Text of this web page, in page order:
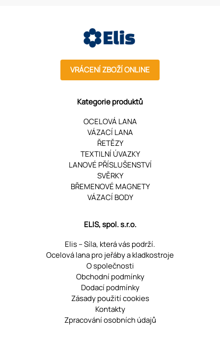
VRÁCENÍ ZBOŽÍ ONLINE
Kategorie produktů
OCELOVÁ LANA
VÁZACÍ LANA
ŘETĚZY
TEXTILNÍ ÚVAZKY
LANOVÉ PŘÍSLUŠENSTVÍ
SVĚRKY
BŘEMENOVÉ MAGNETY
VÁZACÍ BODY
ELIS, spol. s.r.o.
Elis – Síla, která vás podrží.
Ocelová lana pro jeřáby a kladkostroje
O společnosti
Obchodní podmínky
Dodací podmínky
Zásady použití cookies
Kontakty
Zpracování osobních údajů